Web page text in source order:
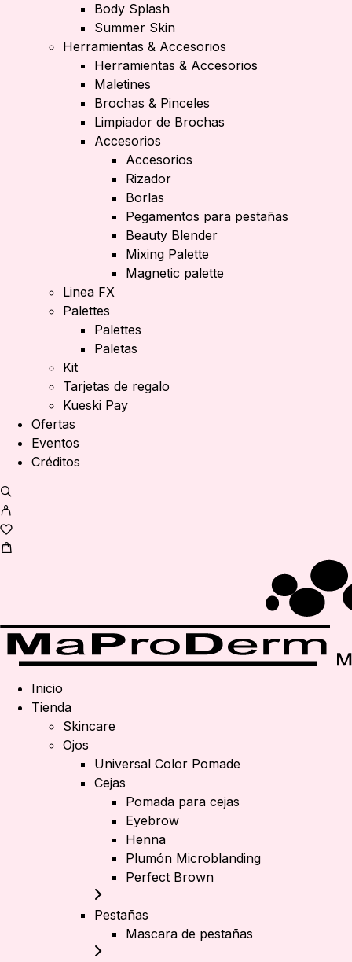
Body Splash
Summer Skin
Herramientas & Accesorios
Herramientas & Accesorios
Maletines
Brochas & Pinceles
Limpiador de Brochas
Accesorios
Accesorios
Rizador
Borlas
Pegamentos para pestañas
Beauty Blender
Mixing Palette
Magnetic palette
Linea FX
Palettes
Palettes
Paletas
Kit
Tarjetas de regalo
Kueski Pay
Ofertas
Eventos
Créditos
Inicio
Tienda
Skincare
Ojos
Universal Color Pomade
Cejas
Pomada para cejas
Eyebrow
Henna
Plumón Microblanding
Perfect Brown
Pestañas
Mascara de pestañas